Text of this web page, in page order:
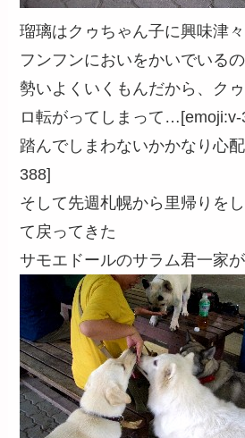
瑠璃はクゥちゃん子に興味津
フンフンにおいをかいでいる
勢いよくいくもんだから、ク
ロ転がってしまって…[emoji:v-
踏んでしまわないかかなり心
388]
そして先週札幌から里帰りを
て戻ってきた
サモエドールのサラム君一家が